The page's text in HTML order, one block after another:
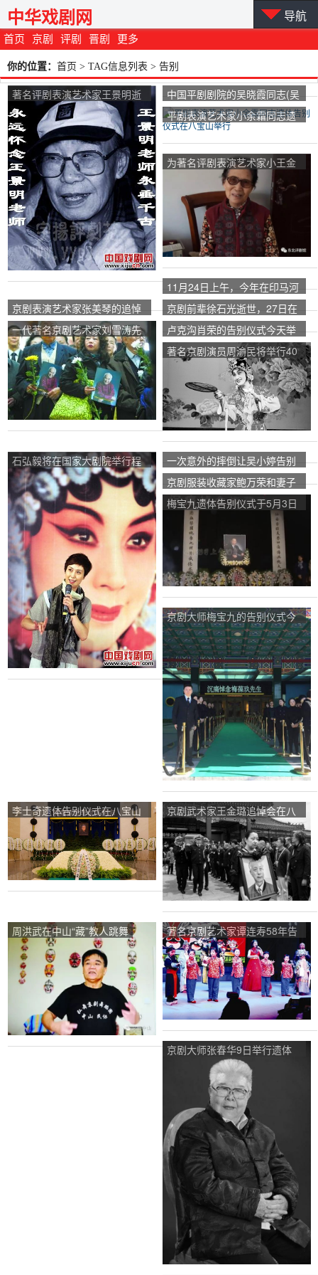
首页 京剧 评剧 晋剧 更多
中华戏剧网 导航
你的位置： 首页 > TAG信息列表 > 告别
著名评剧表演艺术家王景明逝
世
中国平剧剧院的吴晓霞同志(吴
少兰)因病去世，享年84岁。
平剧表演艺术家小余霜同志遗
体告别仪式在八宝山举行
为著名评剧表演艺术家小王金
祥举行追悼会
11月24日上午，今年在印马河
举行了告别演出。
京剧表演艺术家张美琴的追悼
会和遗体告别仪式在天龙山脚
下举行。
京剧前辈徐石光逝世，27日在
八宝山举行了告别仪式。
一代著名京剧艺术家刘雪涛先
生遗体告别仪式在八宝山殡仪
馆举行
卢克沟肖荣的告别仪式今天举
行
著名京剧演员周渝民将举行40
年艺术告别演出
石弘毅将在国家大剧院举行程
派名剧《索林胶囊》告别演出
一次意外的摔倒让吴小婷告别
了舞台，但他没有向命运低
头。
京剧服装收藏家鲍万荣和妻子
“人生告别会”
梅宝九遗体告别仪式于5月3日
举行
京剧大师梅宝九的告别仪式今
天上午10点在八宝山殡仪馆礼
堂举行。
李士奇遗体告别仪式在八宝山
革命公墓礼堂举行
京剧武术家王金璐追悼会在八
宝山举行
周洪武在中山“藏”教人跳舞
著名京剧艺术家谭连寿58年告
别演出
京剧大师张春华9日举行遗体